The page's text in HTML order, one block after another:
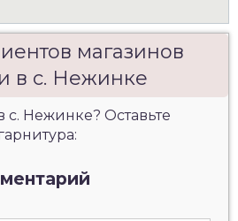
магазинов
в с. Нежинке
с. Нежинке? Оставьте